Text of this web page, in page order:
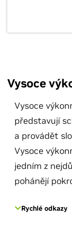
Vysoce
Vysoce
představují
a provádět
Vysoce
jedním z
pohánějí
Rychlé odkazy